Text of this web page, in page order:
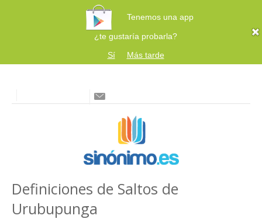
Tenemos una app
¿te gustaría probarla?
Sí
Más tarde
Definiciones de Saltos de
Urubupunga